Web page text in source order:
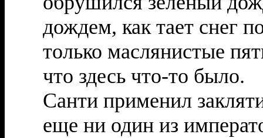
дождем, как тает снег
только маслянистые
что здесь что-то было.
Санти применил
еще ни один из